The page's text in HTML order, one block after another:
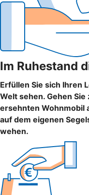
Im Ruhestand
Erfüllen Sie sich Ihren
Welt sehen. Gehen
ersehnten Wohnmobil
auf dem eigenen
wehen.